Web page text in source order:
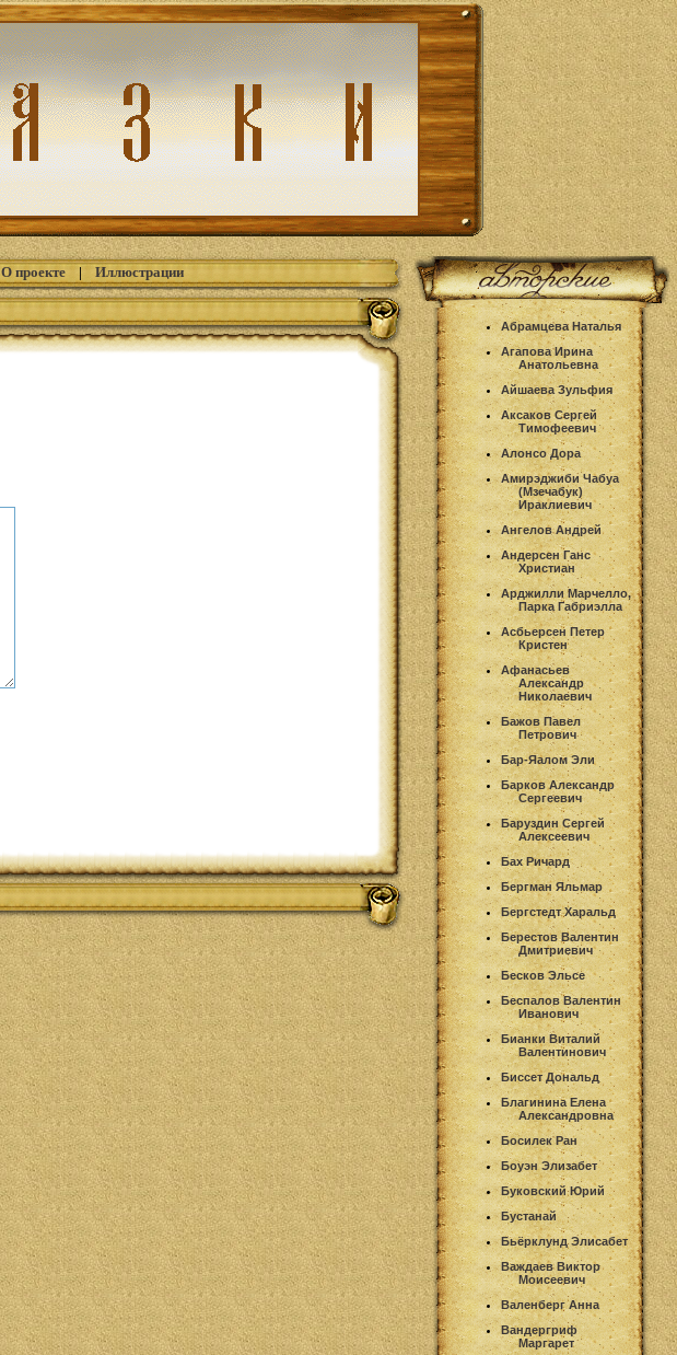
О проекте| Иллюстрации
Абрамцева Наталья
Агапова Ирина
Анатольевна
Айшаева Зульфия
Аксаков Сергей
Тимофеевич
Алонсо Дора
Амирэджиби Чабуа
(Мзечабук)
Ираклиевич
Ангелов Андрей
Андерсен Ганс
Христиан
Арджилли Марчелло,
Парка Габриэлла
Асбьерсен Петер
Кристен
Афанасьев
Александр
Николаевич
Бажов Павел
Петрович
Бар-Яалом Эли
Барков Александр
Сергеевич
Баруздин Сергей
Алексеевич
Бах Ричард
Бергман Яльмар
Бергстедт Харальд
Берестов Валентин
Дмитриевич
Бесков Эльсе
Беспалов Валентин
Иванович
Бианки Виталий
Валентинович
Биссет Дональд
Благинина Елена
Александровна
Босилек Ран
Боуэн Элизабет
Буковский Юрий
Бустанай
Бьёрклунд Элисабет
Важдаев Виктор
Моисеевич
Валенберг Анна
Вандергриф
Маргарет